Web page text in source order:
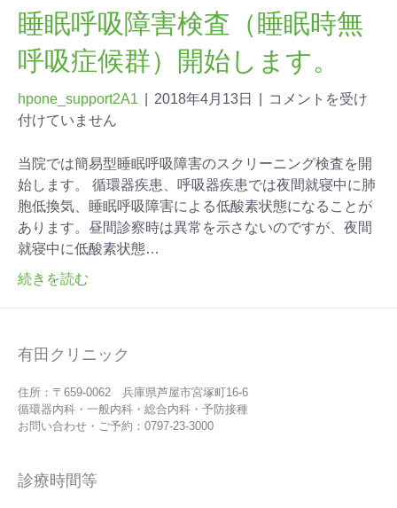
睡眠呼吸障害検査（睡眠時無
呼吸症候群）開始します。
hpone_support2A1 2018年4月13日
コメントを受け
付けていません
当院では簡易型睡眠呼吸障害のスクリーニング検査を開
始します。 循環器疾患、呼吸器疾患では夜間就寝中に肺
胞低換気、睡眠呼吸障害による低酸素状態になることが
あります。昼間診察時は異常を示さないのですが、夜間
就寝中に低酸素状態…
続きを読む
有田クリニック
住所：〒659-0062 兵庫県芦屋市宮塚町16-6
循環器内科・一般内科・総合内科・予防接種
お問い合わせ・ご予約：0797-23-3000
診療時間等